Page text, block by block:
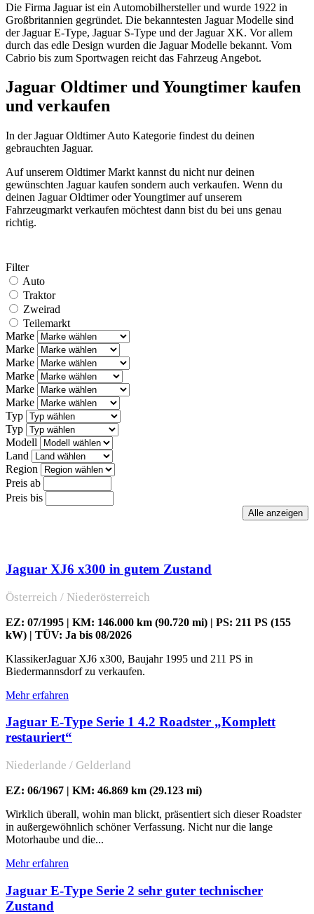
Die Firma Jaguar ist ein Automobilhersteller und wurde 1922 in
Großbritannien gegründet. Die bekanntesten Jaguar Modelle sind
der Jaguar E-Type, Jaguar S-Type und der Jaguar XK. Vor allem
durch das edle Design wurden die Jaguar Modelle bekannt. Vom
Cabrio bis zum Sportwagen reicht das Fahrzeug Angebot.
Jaguar Oldtimer und Youngtimer kaufen
und verkaufen
In der Jaguar Oldtimer Auto Kategorie findest du deinen
gebrauchten Jaguar.
Auf unserem Oldtimer Markt kannst du nicht nur deinen
gewünschten Jaguar kaufen sondern auch verkaufen. Wenn du
deinen Jaguar Oldtimer oder Youngtimer auf unserem
Fahrzeugmarkt verkaufen möchtest dann bist du bei uns genau
richtig.
Filter
Auto
Traktor
Zweirad
Teilemarkt
Marke
Marke
Marke
Marke
Marke
Marke
Typ
Typ
Modell
Land
Region
Preis ab
Preis bis
Jaguar XJ6 x300 in gutem Zustand
Österreich / Niederösterreich
EZ: 07/1995 | KM: 146.000 km (90.720 mi) | PS: 211 PS (155
kW) | TÜV: Ja bis 08/2026
KlassikerJaguar XJ6 x300, Baujahr 1995 und 211 PS in
Biedermannsdorf zu verkaufen.
Mehr erfahren
Jaguar E-Type Serie 1 4.2 Roadster „Komplett
restauriert“
Niederlande / Gelderland
EZ: 06/1967 | KM: 46.869 km (29.123 mi)
Wirklich überall, wohin man blickt, präsentiert sich dieser Roadster
in außergewöhnlich schöner Verfassung. Nicht nur die lange
Motorhaube und die...
Mehr erfahren
Jaguar E-Type Serie 2 sehr guter technischer
Zustand